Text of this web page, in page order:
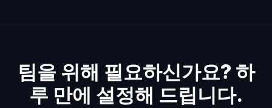
팀을 위해 필요하신가요? 하
루 만에 설정해 드립니다.